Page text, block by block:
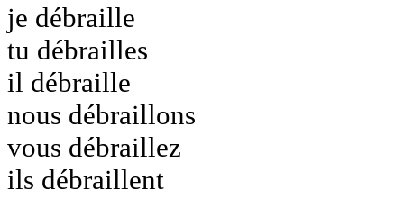
je débraille
tu débrailles
il débraille
nous débraillons
vous débraillez
ils débraillent